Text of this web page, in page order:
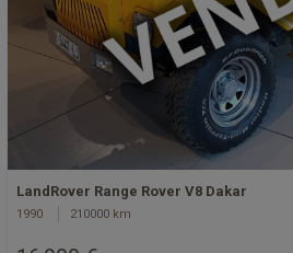
LandRover Range Rover V8 Dakar
1990 210000 km